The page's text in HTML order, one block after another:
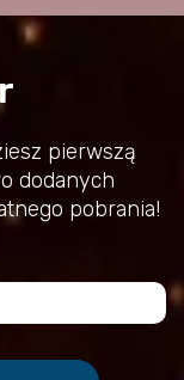
pierwszą
dodanych
pobrania!